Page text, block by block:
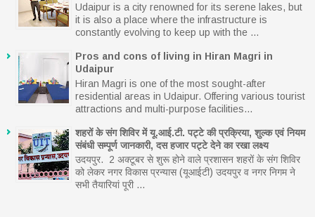
Udaipur is a city renowned for its serene lakes, but
it is also a place where the infrastructure is
constantly evolving to keep up with the ...
Pros and cons of living in Hiran Magri in
Udaipur
Hiran Magri is one of the most sought-after
residential areas in Udaipur. Offering various tourist
attractions and multi-purpose facilities...
शहरों के संग शिविर में यू.आई.टी. पट्टे की प्रक्रिया, शुल्क एवं नियम
संबंधी सम्पूर्ण जानकारी, दस हजार पट्टे देने का रखा लक्ष्य
उदयपुर. 2 अक्टूबर से शुरू होने वाले प्रशासन शहरों के संग शिविर
को लेकर नगर विकास प्रन्यास (यूआईटी) उदयपुर व नगर निगम ने
सभी तैयारियां पूरी ...